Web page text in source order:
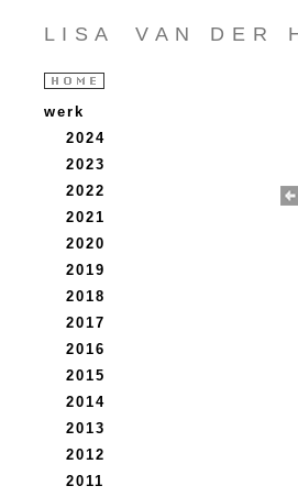
L I S A V A N D E R H
werk
2024
2023
2022
2021
2020
2019
2018
2017
2016
2015
2014
2013
2012
2011